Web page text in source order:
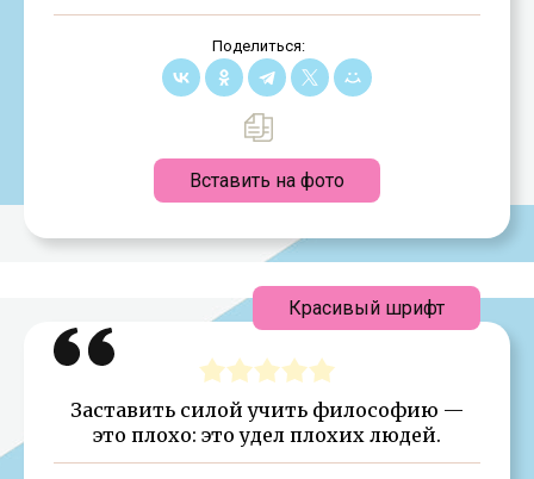
Поделиться:
Вставить на фото
Заставить силой учить философию —
это плохо: это удел плохих людей.
Красивый шрифт